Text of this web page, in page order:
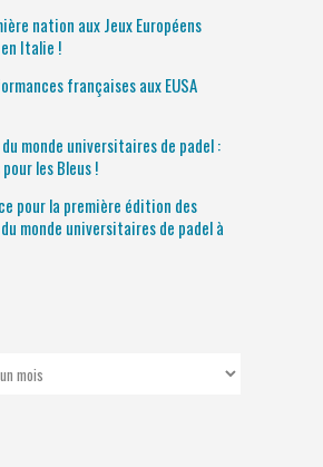
nation aux Jeux Européens
Italie !
françaises aux EUSA
monde universitaires de padel :
les Bleus !
pour la première édition des
monde universitaires de padel à